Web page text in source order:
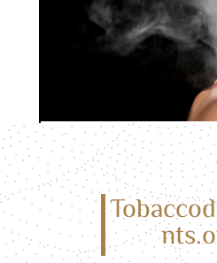
Les effets secondaires
électronique : ce qu’il
La cigarette électronique a
manière dont nous
vapoter est devenu une